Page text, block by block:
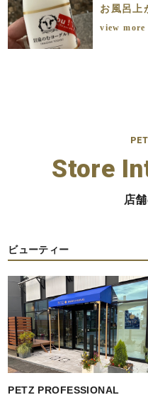
お風呂上
view more
Store
店
ビューティー
PETZ PROFESSIONAL